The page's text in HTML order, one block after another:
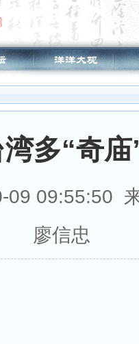
湾多“奇庙
09 09:55:50
廖信忠